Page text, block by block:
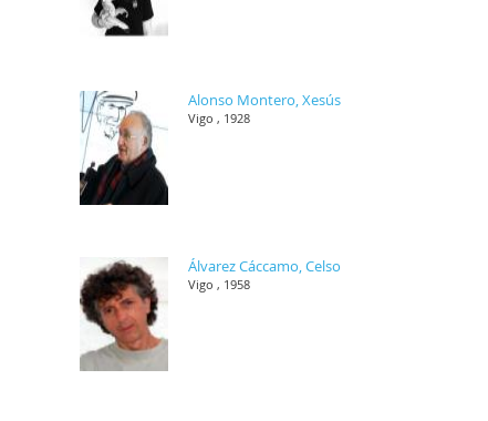
Alonso Montero, Xesús
Vigo , 1928
Álvarez Cáccamo, Celso
Vigo , 1958